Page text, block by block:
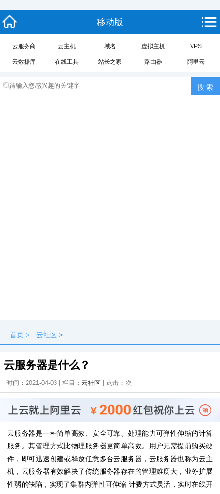
移动版
云服务商 云主机 域名 虚拟主机 VPS
云数据库 在线工具 站长之家 路由器 阿里云
首页 > 云社区 >
云服务器是什么？
时间：2021-04-03 | 栏目： 云社区 | 点击： 次
云服务器是一种简单高效、安全可靠、处理能力可弹性伸缩的计算
服务。其管理方式比物理服务器更简单高效。用户无需提前购买硬
件，即可迅速创建或释放任意多台云服务器，云服务器也称为云主
机，云服务器有效解决了传统服务器存在的管理难度大，业务扩展
性弱的缺陷，实现了集群内弹性可伸缩 计费方式灵活，实时在线开